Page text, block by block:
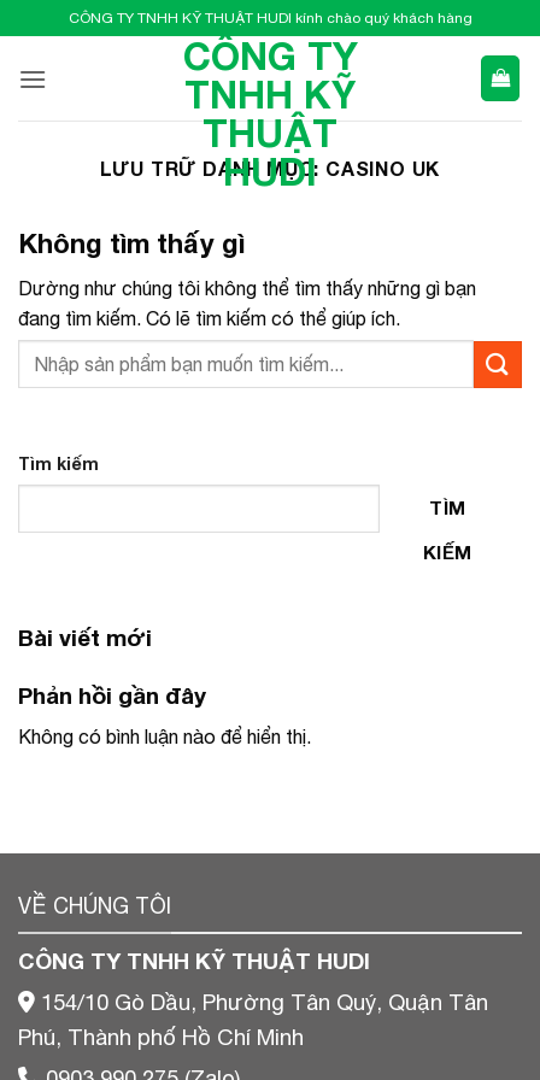
qua
nội
CÔNG TY TNHH KỸ THUẬT HUDI kính chào quý khách hàng
CÔNG TY
TNHH KỸ
THUẬT
HUDI
LƯU TRỮ DANH MỤC: CASINO UK
Không tìm thấy gì
Dường như chúng tôi không thể tìm thấy những gì bạn
đang tìm kiếm. Có lẽ tìm kiếm có thể giúp ích.
Tìm kiếm
TÌM
KIẾM
Bài viết mới
Phản hồi gần đây
Không có bình luận nào để hiển thị.
VỀ CHÚNG TÔI
CÔNG TY TNHH KỸ THUẬT HUDI
154/10 Gò Dầu, Phường Tân Quý, Quận Tân
Phú, Thành phố Hồ Chí Minh